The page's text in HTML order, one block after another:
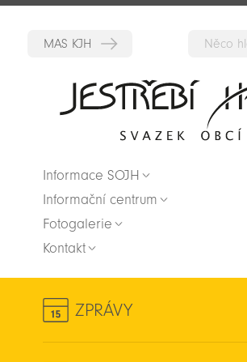
Informace SOJH
Informační centrum
Fotogalerie
Kontakt
ZPRÁVY